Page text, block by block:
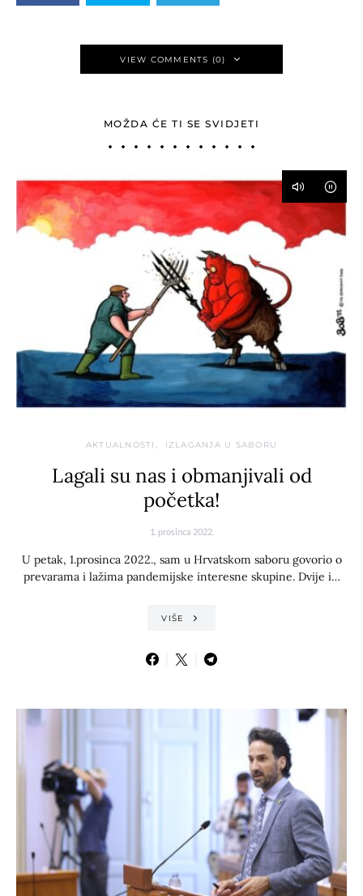
VIEW COMMENTS (0)
MOŽDA ĆE TI SE SVIDJETI
AKTUALNOSTI IZLAGANJA U SABORU
Lagali su nas i obmanjivali od
početka!
1. prosinca 2022.
U petak, 1.prosinca 2022., sam u Hrvatskom saboru govorio o
prevarama i lažima pandemijske interesne skupine. Dvije i…
VIŠE